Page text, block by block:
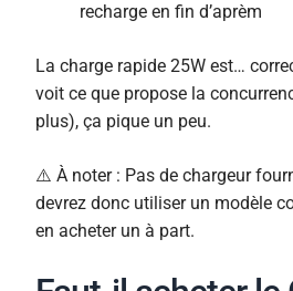
recharge en fin d’aprèm
La charge rapide 25W est…
voit ce que propose la
plus), ça pique un peu.
⚠️ À noter : Pas de chargeur
devrez donc utiliser un modèle
en acheter un à part.